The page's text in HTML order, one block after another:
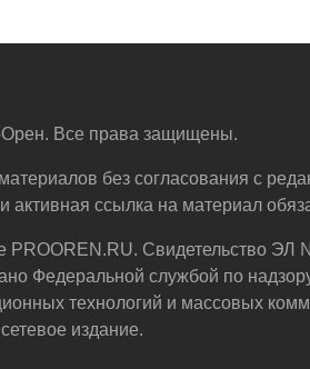
Все права защищены.
без согласования с
активная ссылка на материал
PROOREN.RU. Свидетельство
Федеральной службой по
технологий и массовых
издание.